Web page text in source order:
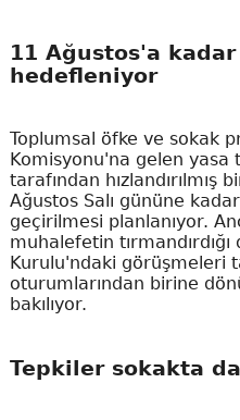
11 Ağustos'a kadar
hedefleniyor
Toplumsal öfke ve sokak
Komisyonu'na gelen
tarafından hızlandırılmış
Ağustos Salı gününe
geçirilmesi planlanıyor.
muhalefetin
Kurulu'ndaki görüşmeleri
oturumlarından birine
bakılıyor.
Tepkiler sokakta